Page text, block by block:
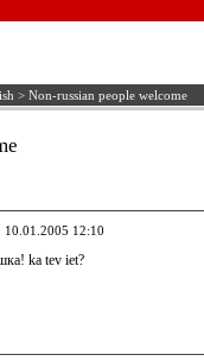
> Non-russian people welcome
10.01.2005 12:10
ka tev iet?